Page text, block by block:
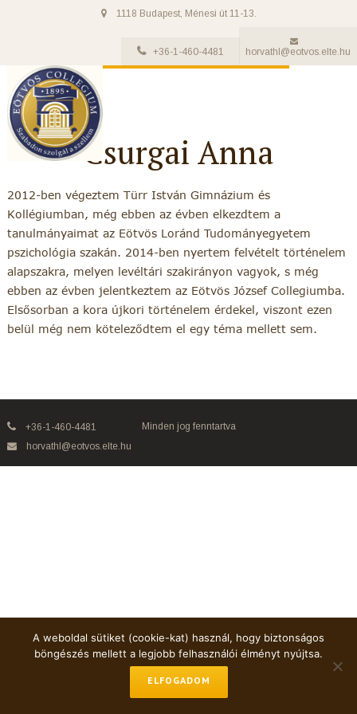
1118 Budapest, Ménesi út 11-13.
+36-1-460-4481 horvathl@eotvos.elte.hu
Csurgai Anna
2012-ben végeztem Türr István Gimnázium és
Kollégiumban, még ebben az évben elkezdtem a
tanulmányaimat az Eötvös Loránd Tudományegyetem
pszichológia szakán. 2014-ben nyertem felvételt történelem
alapszakra, melyen levéltári szakirányon vagyok, s még
ebben az évben jelentkeztem az Eötvös József Collegiumba.
Elsősorban a kora újkori történelem érdekel, viszont ezen
belül még nem köteleződtem el egy téma mellett sem.
+36-1-460-4481
horvathl@eotvos.elte.hu
Minden jog fenntartva
A weboldal sütiket (cookie-kat) használ, hogy biztonságos
böngészés mellett a legjobb felhasználói élményt nyújtsa.
ELFOGADOM